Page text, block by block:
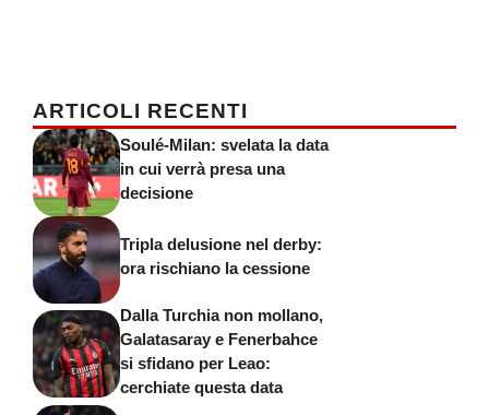
ARTICOLI RECENTI
Soulé-Milan: svelata la data
in cui verrà presa una
decisione
Tripla delusione nel derby:
ora rischiano la cessione
Dalla Turchia non mollano,
Galatasaray e Fenerbahce
si sfidano per Leao:
cerchiate questa data